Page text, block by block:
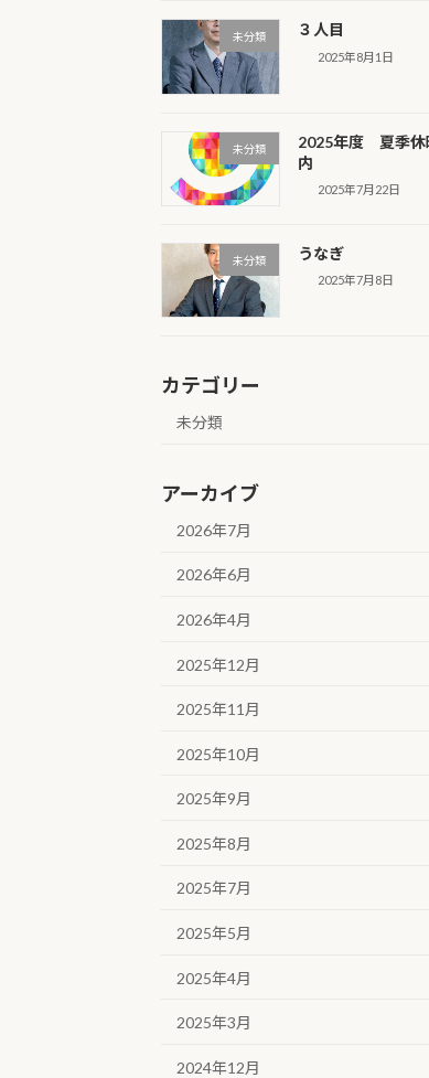
未分類 ３人目
2025年8月1日
未分類
2025年度 夏季休
内
2025年7月22日
未分類 うなぎ
2025年7月8日
カテゴリー
未分類
アーカイブ
2026年7月
2026年6月
2026年4月
2025年12月
2025年11月
2025年10月
2025年9月
2025年8月
2025年7月
2025年5月
2025年4月
2025年3月
2024年12月